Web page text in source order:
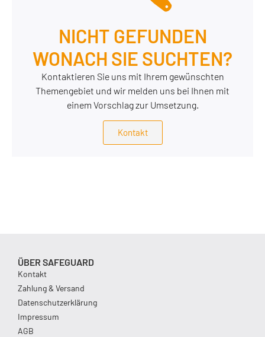
NICHT GEFUNDEN
WONACH SIE SUCHTEN?
Kontaktieren Sie uns mit Ihrem gewünschten
Themengebiet und wir melden uns bei Ihnen mit
einem Vorschlag zur Umsetzung.
Kontakt
ÜBER SAFEGUARD
Kontakt
Zahlung & Versand
Datenschutzerklärung
Impressum
AGB